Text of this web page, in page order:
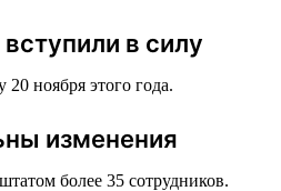
в силу
ноября этого года.
изменения
более 35 сотрудников.